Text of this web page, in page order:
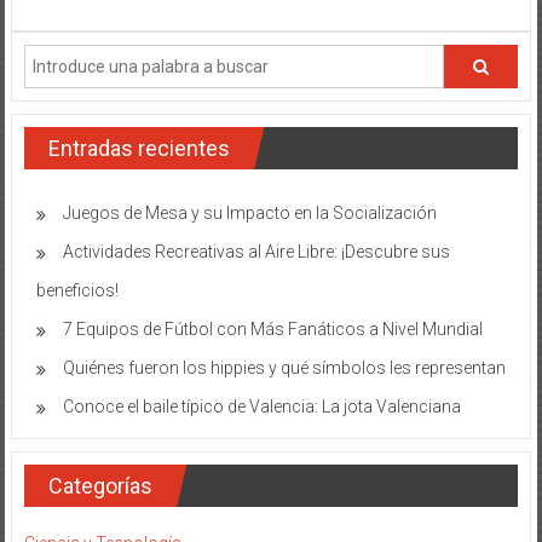
forma
de
Entradas recientes
Juegos de Mesa y su Impacto en la Socialización
Actividades Recreativas al Aire Libre: ¡Descubre sus
beneficios!
7 Equipos de Fútbol con Más Fanáticos a Nivel Mundial
Quiénes fueron los hippies y qué símbolos les representan
Conoce el baile típico de Valencia: La jota Valenciana
Categorías